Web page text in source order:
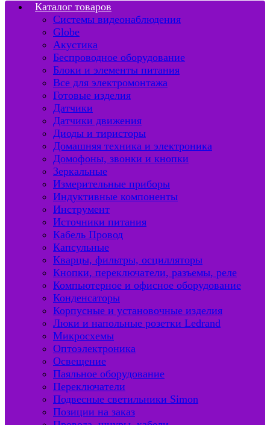
Каталог товаров
Системы видеонаблюдения
Globe
Акустика
Беспроводное оборудование
Блоки и элементы питания
Все для электромонтажа
Готовые изделия
Датчики
Датчики движения
Диоды и тиристоры
Домашняя техника и электроника
Домофоны, звонки и кнопки
Зеркальные
Измерительные приборы
Индуктивные компоненты
Инструмент
Источники питания
Кабель Провод
Капсульные
Кварцы, фильтры, осцилляторы
Кнопки, переключатели, разъемы, реле
Компьютерное и офисное оборудование
Конденсаторы
Корпусные и установочные изделия
Люки и напольные розетки Ledrand
Микросхемы
Оптоэлектроника
Освещение
Паяльное оборудование
Переключатели
Подвесные светильники Simon
Позиции на заказ